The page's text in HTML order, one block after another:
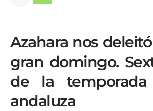
Azahara nos
gran domingo.
de la
andaluza